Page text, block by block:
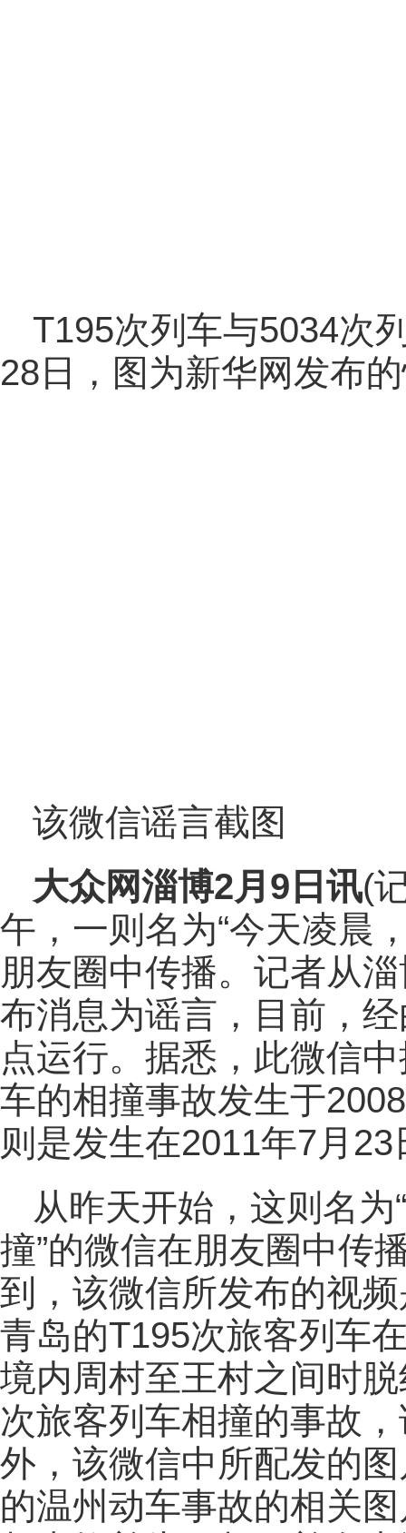
T195次列车与5034次
28日，图为新华网发布
该微信谣言截图
大众网淄博2月9日讯(
午，一则名为“今天凌晨
朋友圈中传播。记者从
布消息为谣言，目前，
点运行。据悉，此微信
车的相撞事故发生于
则是发生在2011年7月
从昨天开始，这则名
撞”的微信在朋友圈中传
到，该微信所发布的视
青岛的T195次旅客列车
境内周村至王村之间时
次旅客列车相撞的事故
外，该微信中所配发的
的温州动车事故的相关